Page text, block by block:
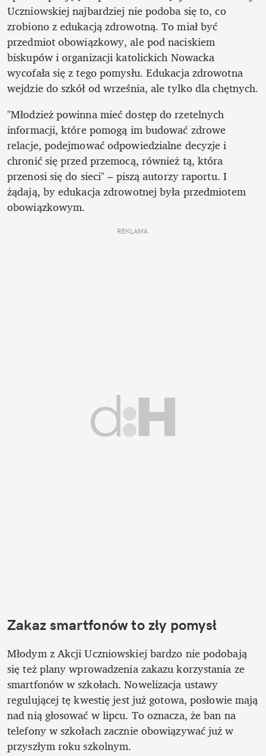
Uczniowskiej najbardziej nie podoba się to, co
zrobiono z edukacją zdrowotną. To miał być
przedmiot obowiązkowy, ale pod naciskiem
biskupów i organizacji katolickich Nowacka
wycofała się z tego pomysłu. Edukacja zdrowotna
wejdzie do szkół od września, ale tylko dla chętnych.
"Młodzież powinna mieć dostęp do rzetelnych
informacji, które pomogą im budować zdrowe
relacje, podejmować odpowiedzialne decyzje i
chronić się przed przemocą, również tą, która
przenosi się do sieci" – piszą autorzy raportu. I
żądają, by edukacja zdrowotnej była przedmiotem
obowiązkowym.
REKLAMA
Zakaz smartfonów to zły pomysł
Młodym z Akcji Uczniowskiej bardzo nie podobają
się też plany wprowadzenia zakazu korzystania ze
smartfonów w szkołach. Nowelizacja ustawy
regulującej tę kwestię jest już gotowa, posłowie mają
nad nią głosować w lipcu. To oznacza, że ban na
telefony w szkołach zacznie obowiązywać już w
przyszłym roku szkolnym.